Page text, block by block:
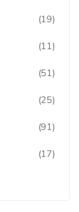
(19)
(11)
(51)
(25)
(91)
(17)